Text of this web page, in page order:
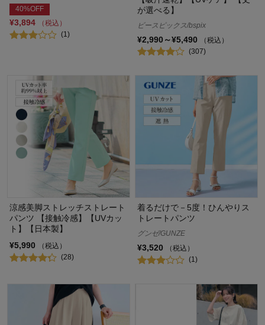
40%OFF
¥3,894
（税込）
(1)
が選べる】
ビースピックス/bspix
¥2,990～¥5,490
（税込）
(307)
涼感美脚ストレッチストレート
パンツ 【接触冷感】【UVカッ
ト】【日本製】
¥5,990
（税込）
(28)
着るだけで－5度！ひんやりス
トレートパンツ
グンゼ/GUNZE
¥3,520
（税込）
(1)